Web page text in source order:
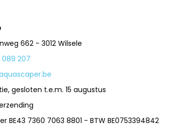
662 - 3012 Wilsele
207
gesloten t.e.m. 15 augustus
BE43 7360 7063 8801 - BTW BE0753394842